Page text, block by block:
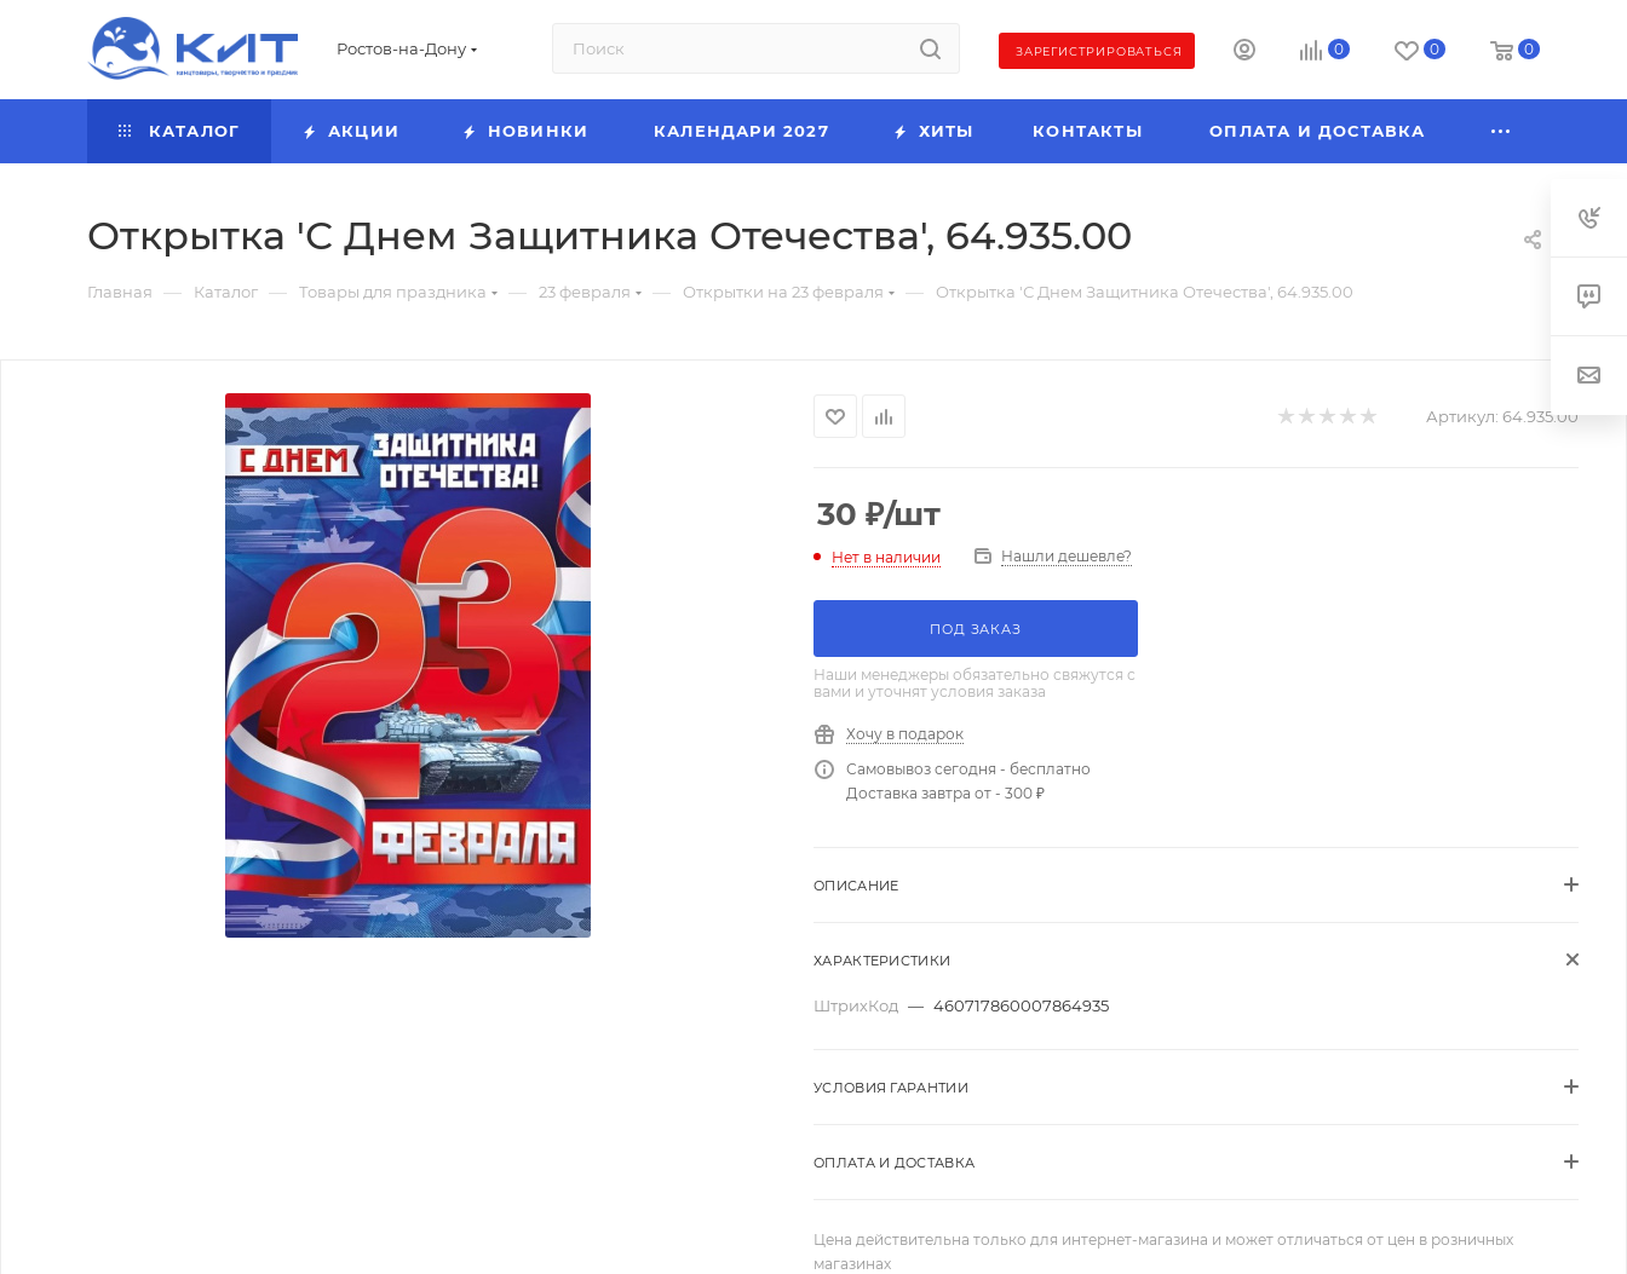
Ростов-на-Дону ЗАРЕГИСТРИРОВАТЬСЯ 0 0 0
КАТАЛОГ АКЦИИ НОВИНКИ КАЛЕНДАРИ 2027 ХИТЫ КОНТАКТЫ ОПЛАТА И ДОСТАВКА
Открытка 'С Днем Защитника Отечества', 64.935.00
Главная — Каталог — Товары для праздника — 23 февраля — Открытки на 23 февраля — Открытка 'С Днем Защитника Отечества', 64.935.00
Артикул: 64.935.00
30 ₽/шт
Нет в наличии Нашли дешевле?
ПОД ЗАКАЗ
Наши менеджеры обязательно свяжутся с
вами и уточнят условия заказа
Хочу в подарок
Самовывоз сегодня - бесплатно
Доставка завтра от - 300 ₽
ОПИСАНИЕ
ХАРАКТЕРИСТИКИ
ШтрихКод — 460717860007864935
УСЛОВИЯ ГАРАНТИИ
ОПЛАТА И ДОСТАВКА
Цена действительна только для интернет-магазина и может отличаться от цен в розничных
магазинах